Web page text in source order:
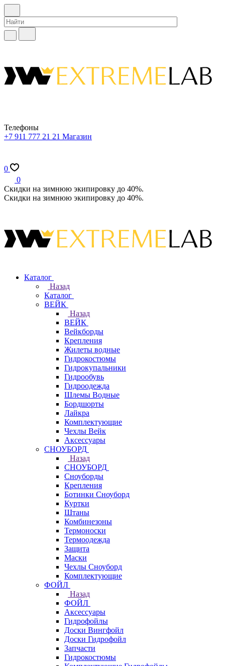
Телефоны
+7 911 777 21 21 Магазин
0
0
Скидки на зимнюю экипировку до 40%.
Скидки на зимнюю экипировку до 40%.
Каталог
Назад
Каталог
ВЕЙК
Назад
ВЕЙК
Вейкборды
Крепления
Жилеты водные
Гидрокостюмы
Гидрокупальники
Гидрообувь
Гидроодежда
Шлемы Водные
Бордшорты
Лайкра
Комплектующие
Чехлы Вейк
Аксессуары
СНОУБОРД
Назад
СНОУБОРД
Сноуборды
Крепления
Ботинки Сноуборд
Куртки
Штаны
Комбинезоны
Термоноски
Термоодежда
Защита
Маски
Чехлы Сноуборд
Комплектующие
ФОЙЛ
Назад
ФОЙЛ
Аксессуары
Гидрофойлы
Доски Вингфойл
Доски Гидрофойл
Запчасти
Гидрокостюмы